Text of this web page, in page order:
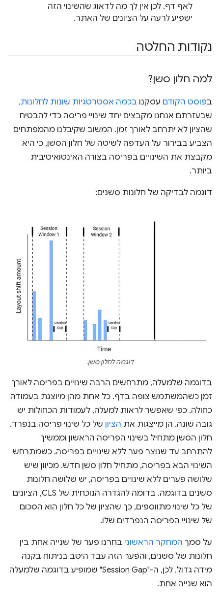
לאף דף. לכן אין לך מה לדאוג שהשינוי הזה
ישפיע לרעה על הציונים של האתר.
נקודות החלטה
למה חלון סשן?
בפוסט הקודם עסקנו בכמה אסטרטגיות שונות לחלונות,
שבעזרתם אנחנו מקבצים יחד שינויי פריסה כדי להבטיח
שהציון לא יתרחב לאורך זמן. המשוב שקיבלנו מהמפתחים
הצביע בבירור על העדפה לשיטה של חלון הסשן, כי היא
מקבצת את השינויים בפריסה בצורה האינטואיטיבית
ביותר.
דוגמה לבדיקה של חלונות סשנים:
דוגמה לחלון סשן.
בדוגמה שלמעלה, מתרחשים הרבה שינויים בפריסה לאורך
זמן כשהמשתמש צופה בדף. כל אחת מהן מיוצגת בעמודה
כחולה. כפי שאפשר לראות למעלה, לעמודות הכחולות יש
גובה שונה. הן מייצגות את הציון של כל שינוי פריסה בנפרד.
חלון הסשן מתחיל בשינוי הפריסה הראשון וממשיך
להתרחב עד שנוצר פער ללא שינויים בפריסה. כשמתרחש
השינוי הבא בפריסה, מתחיל חלון סשן חדש. מכיוון שיש
שלושה פערים ללא שינויים בפריסה, יש שלושה חלונות
סשנים בדוגמה. בדומה להגדרה הנוכחית של CLS, הציונים
של כל שינוי מתווספים, כך שהציון של כל חלון הוא הסכום
של שינויי הפריסה הנפרדים שלו.
על סמך המחקר הראשוני בחרנו פער של שנייה אחת בין
חלונות של סשנים, והפער הזה עבד היטב בניתוח בקנה
מידה גדול. לכן, ה-"Session Gap" שמופיע בדוגמה שלמעלה
הוא שנייה אחת.